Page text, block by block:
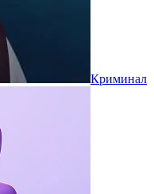
Криминал